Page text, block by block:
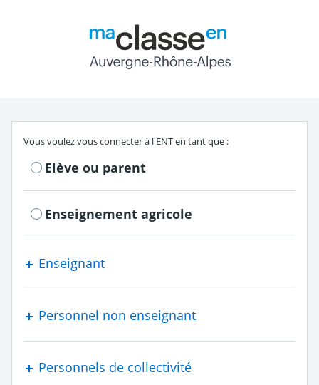
S'authentifier en tant que
Vous voulez vous connecter à l'ENT en tant que :
Elève ou parent
Enseignement agricole
Enseignant
Personnel non enseignant
Personnels de collectivité